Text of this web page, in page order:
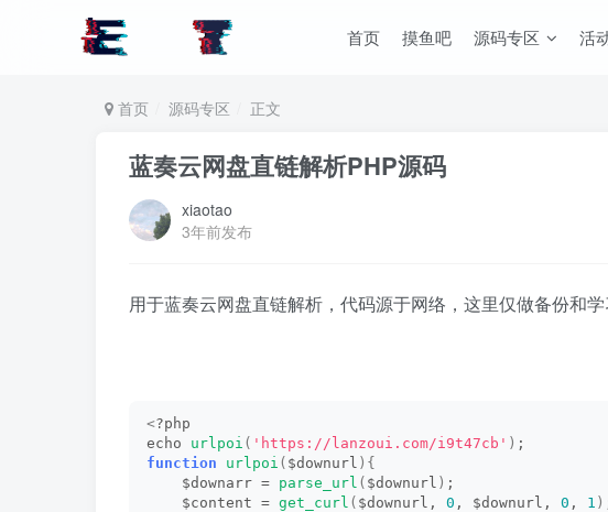
首页 摸鱼吧 源码专区 活
首页 源码专区 正文
蓝奏云网盘直链解析PHP源码
xiaotao
3年前发布
用于蓝奏云网盘直链解析，代码源于网络，这里仅做备份和学
<?php
echo urlpoi ( 'https://lanzoui.com/i9t47cb' ) ;
function
urlpoi ( $downurl ){
    $downarr =
parse_url ( $downurl ) ;
    $content =
get_curl ( $downurl, 0 , $downurl, 0 , 1 )